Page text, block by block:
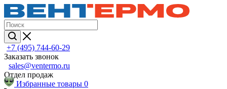
+7 (495) 744-60-29
Заказать звонок
sales@ventermo.ru
Отдел продаж
Избранные товары 0